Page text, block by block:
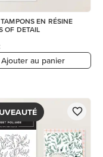
EN RÉSINE
OF DETAIL
Ajouter au panier